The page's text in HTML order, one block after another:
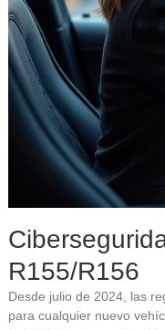
R155/R156
Desde julio de 2024, las
para cualquier nuevo